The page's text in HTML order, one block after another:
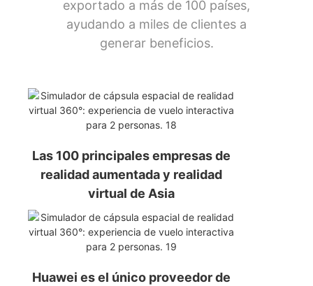
exportado a más de 100 países,
ayudando a miles de clientes a
generar beneficios.
Las 100 principales empresas de
realidad aumentada y realidad
virtual de Asia
Huawei es el único proveedor de